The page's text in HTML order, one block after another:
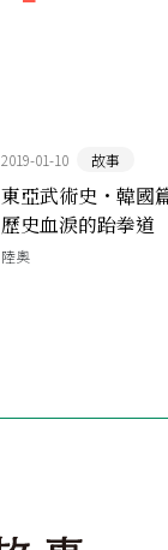
2019-01-10 故事
東亞武術史・韓國
歷史血淚的跆拳道
陸奧